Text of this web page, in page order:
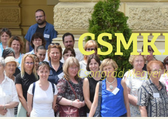
Csongrád Megyei